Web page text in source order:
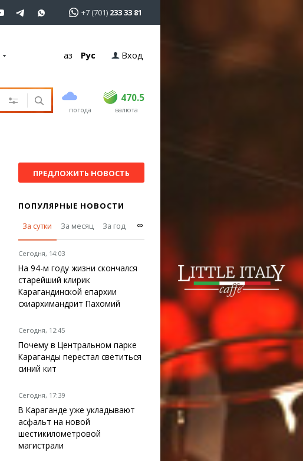
+7 (701) 233 33 81
Қаз Рус Вход
погода
470.5
USD 469 470.5
EUR валюта
ПРЕДЛОЖИТЬ НОВОСТЬ
ПОПУЛЯРНЫЕ НОВОСТИ
За сутки
За месяц За год ∞
Сегодня, 14:03
На 94-м году жизни скончался
старейший клирик
Карагандинской епархии
схиархимандрит Пахомий
Сегодня, 12:45
Почему в Центральном парке
Караганды перестал светиться
синий кит
Сегодня, 17:39
В Караганде уже укладывают
асфальт на новой
шестикилометровой
магистрали